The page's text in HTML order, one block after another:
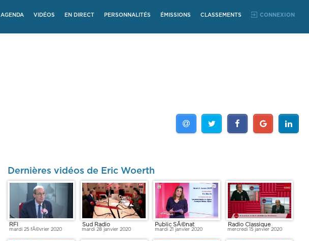
AGENDA VIDÉOS EN DIRECT PERSONNALITÉS ÉMISSIONS CLASSEMENTS CONNEXION
Dernières vidéos de Eric Woerth
RFI
mardi 25 fÃ©vrier 2020
Sud Radio
mardi 28 janvier 2020
Public SÃ©nat
mardi 21 janvier 2020
Radio Classique
mercredi 15 janvier 2020